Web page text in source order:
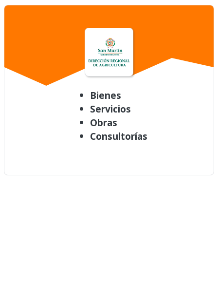
Bienes
Servicios
Obras
Consultorías